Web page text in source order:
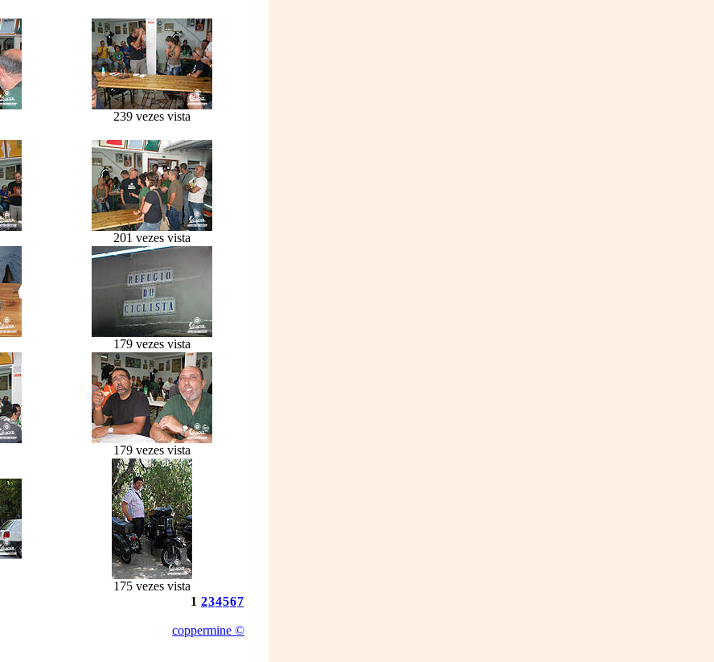
239 vezes vista
201 vezes vista
179 vezes vista
179 vezes vista
175 vezes vista
1 234567
coppermine ©